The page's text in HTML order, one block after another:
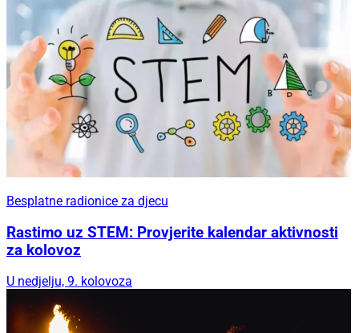
Besplatne radionice za djecu
Rastimo uz STEM: Provjerite kalendar aktivnosti
za kolovoz
U nedjelju, 9. kolovoza